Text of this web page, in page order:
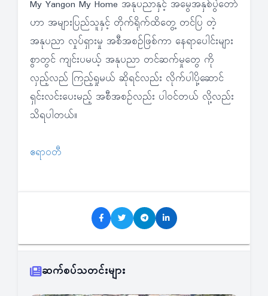
My Yangon My Home အနုပညာနှင့် အမွေအနှစ်ပွဲတော်
ဟာ အများပြည်သူနှင့် တိုက်ရိုက်ထိတွေ့ တင်ပြ တဲ့
အနုပညာ လှုပ်ရှားမှု အစီအစဉ်ဖြစ်ကာ နေရာပေါင်းများ
စွာတွင် ကျင်းပမယ့် အနုပညာ တင်ဆက်မှုတွေ ကို
လှည့်လည် ကြည့်ရှုမယ် ဆိုရင်လည်း လိုက်ပါပို့ဆောင်
ရှင်းလင်းပေးမည့် အစီအစဉ်လည်း ပါဝင်တယ် လို့လည်း
သိရပါတယ်။
ဧရာ၀တီ
ဆက်စပ်သတင်းများ